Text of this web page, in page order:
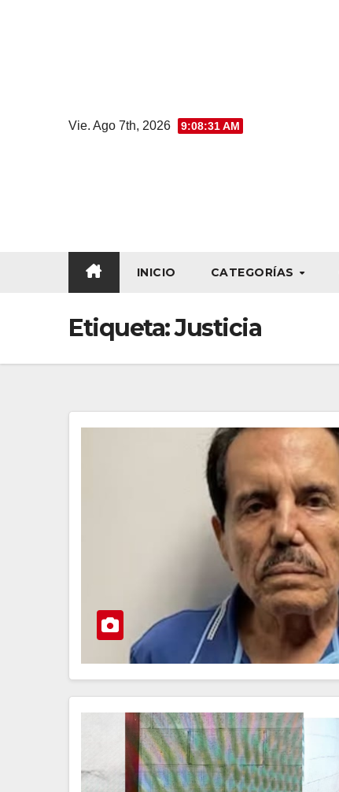
Vie. Ago 7th, 2026 9:08:33 AM
INICIO CATEGORÍAS
Etiqueta:Justicia